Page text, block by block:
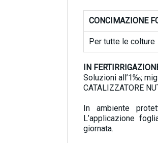
CONCIMAZIONE
Per tutte le colture
IN
Soluzioni all’1‰;
CATALIZZATORE
In ambiente
L’applicazione
giornata.